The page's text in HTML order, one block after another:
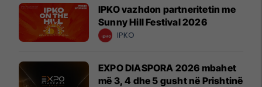
IPKO vazhdon partneritetin me
Sunny Hill Festival 2026
IPKO
EXPO DIASPORA 2026 mbahet
më 3, 4 dhe 5 gusht në Prishtinë